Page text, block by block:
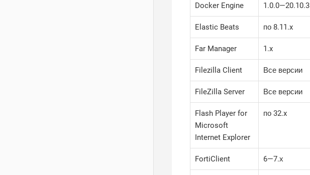
Docker Engine 1.0.0—​20.10.3
Elastic Beats по 8.11.x
Far Manager 1.x
Filezilla Client Все версии
FileZilla Server Все версии
Flash Player for
Microsoft
Internet Explorer
по 32.x
FortiClient 6—​7.х